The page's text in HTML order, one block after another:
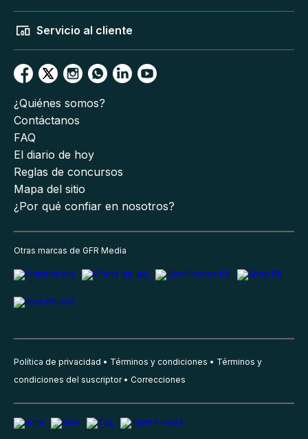
Servicio al cliente
¿Quiénes somos?
Contáctanos
FAQ
El diario de hoy
Reglas de concursos
Mapa del sitio
¿Por qué confiar en nosotros?
Otras marcas de GFR Media
Política de privacidad Términos y condiciones
Términos y
condiciones del suscriptor
Correcciones